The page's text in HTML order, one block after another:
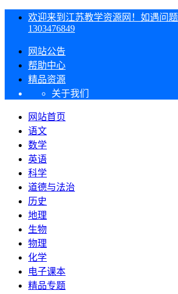
欢迎来到江苏教学资源网！如遇问题
1303476849
网站公告
帮助中心
精品资源
关于我们
网站首页
语文
数学
英语
科学
道德与法治
历史
地理
生物
物理
化学
电子课本
精品专题